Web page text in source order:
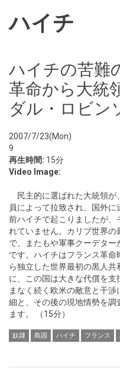
ハイチ
ハイチの苦
革命から大
ダル・ロビ
2007/7/23(Mon)
9
再生時間: 15分
Video Image:
民主的に選ばれた大統領が
員によって拉致され、国外
前ハイチで起こりましたが、
れていません。カリブ世界
で、またもや軍事クーデター
です。ハイチはフランス革
ら独立した世界最初の黒人
に、この国は大きな代償を支
まなく続く欧米の敵意と干
細と、その後の現地情勢を調
ます。 （15分）
奴隷 島国 ハイチ フランス